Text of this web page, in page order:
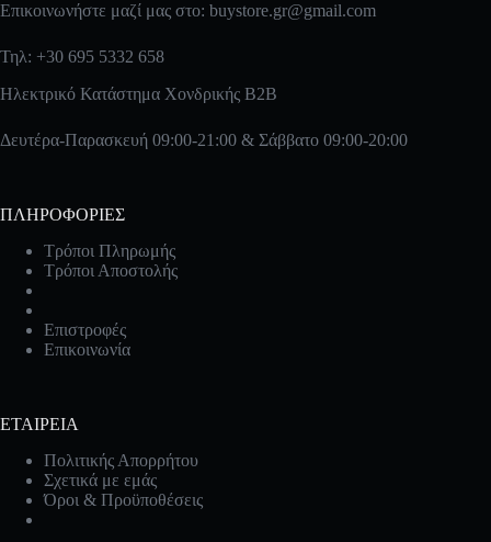
Επικοινωνήστε μαζί μας στο: buystore.gr@gmail.com
Τηλ: +30 695 5332 658
Ηλεκτρικό Κατάστημα Χονδρικής B2B
Δευτέρα-Παρασκευή 09:00-21:00 & Σάββατο 09:00-20:00
ΠΛΗΡΟΦΟΡΙΕΣ
Τρόποι Πληρωμής
Τρόποι Αποστολής
Επιστροφές
Επικοινωνία
ΕΤΑΙΡΕΙΑ
Πολιτικής Απορρήτου
Σχετικά με εμάς
Όροι & Προϋποθέσεις